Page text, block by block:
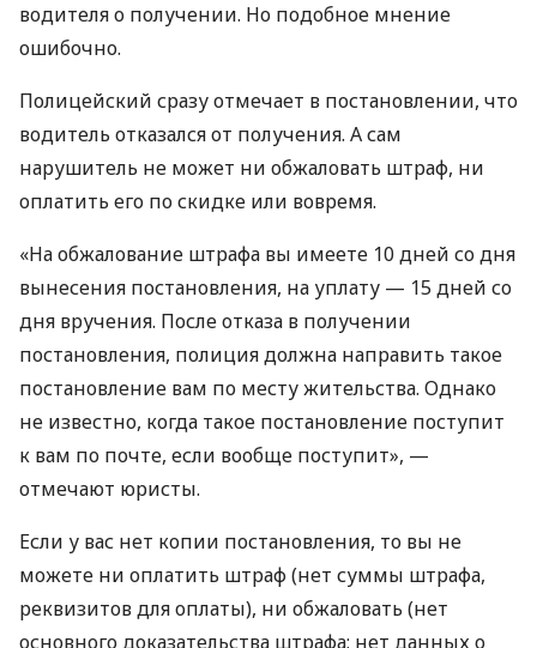
водителя о получении. Но подобное мнение
ошибочно.
Полицейский сразу отмечает в постановлении, что
водитель отказался от получения. А сам
нарушитель не может ни обжаловать штраф, ни
оплатить его по скидке или вовремя.
«На обжалование штрафа вы имеете 10 дней со дня
вынесения постановления, на уплату — 15 дней со
дня вручения. После отказа в получении
постановления, полиция должна направить такое
постановление вам по месту жительства. Однако
не известно, когда такое постановление поступит
к вам по почте, если вообще поступит», —
отмечают юристы.
Если у вас нет копии постановления, то вы не
можете ни оплатить штраф (нет суммы штрафа,
реквизитов для оплаты), ни обжаловать (нет
основного доказательства штрафа; нет данных о